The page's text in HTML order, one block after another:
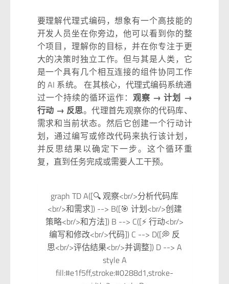
要理解代理式编码，想象有一个高技能的
开发人员坐在你旁边，他可以看到你的整
个项目，理解你的目标，并在你专注于更
大的决策时独立工作。但与其是人类，它
是一个具有几个相互连接的组件协同工作
的 AI 系统。 在其核心，代理式编码系统通
过一个持续的循环运作：观察 → 计划 →
行动 → 反思。代理首先观察你的代码库、
需求和当前状态。然后它创建一个行动计
划，通过编写或修改代码来执行该计划，
并反思结果以确定下一步。这个循环重
复，直到任务完成或需要人工干预。
graph TD A([🔍 观察<br/>分析代码库
<br/>和需求]) --> B([🎯 计划<br/>创建
策略<br/>和方法]) B --> C([⚡ 行动<br/>
编写和修改<br/>代码]) C --> D([💭 反
思<br/>评估结果<br/>并调整]) D --> A
style A
fill:#e1f5ff,stroke:#0288d1,stroke-